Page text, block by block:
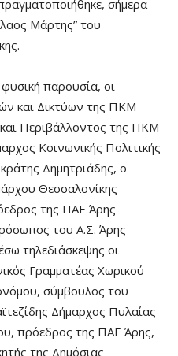
σήμερα
Μάρτης” του
παρουσία, οι
και Δικτύων της ΠΚΜ
Περιβάλλοντος της ΠΚΜ
Κοινωνικής Πολιτικής
Δημητριάδης, ο
Θεσσαλονίκης
της ΠΑΕ Άρης
του Α.Σ. Άρης
τηλεδιάσκεψης οι
Γραμματέας Χωρικού
σύμβουλος του
Δήμαρχος Πυλαίας
πρόεδρος της ΠΑΕ Άρης,
της Δημόσιας